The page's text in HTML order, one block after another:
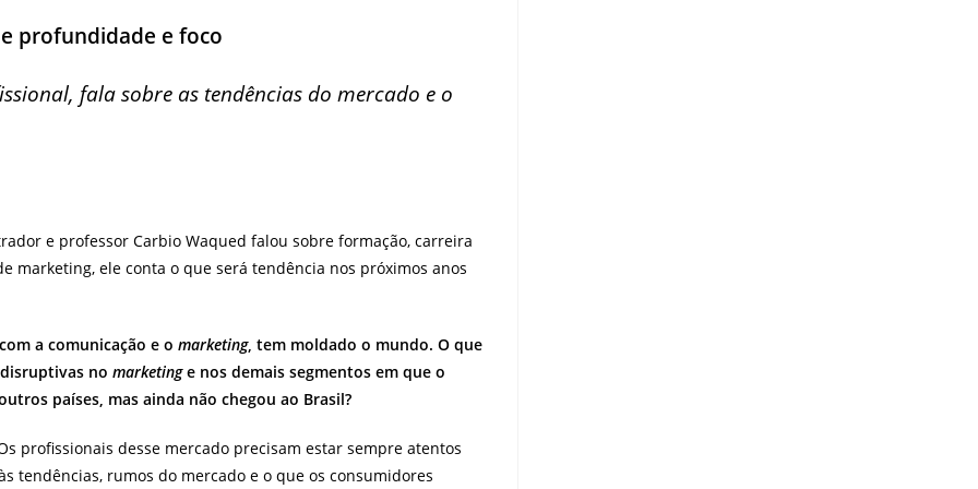
profundidade e foco
fala sobre as tendências do mercado e o
e professor Carbio Waqued falou sobre formação, carreira
marketing, ele conta o que será tendência nos próximos anos
a comunicação e o marketing, tem moldado o mundo. O que
no marketinge nos demais segmentos em que o
países, mas ainda não chegou ao Brasil?
profissionais desse mercado precisam estar sempre atentos
tendências, rumos do mercado e o que os consumidores